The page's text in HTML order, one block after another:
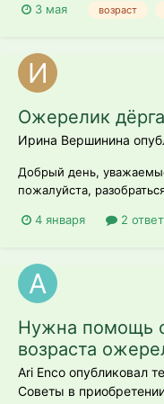
3 мая возраст
Ожерелик
Ирина Вершинина
Добрый день,
пожалуйста,
он, когда в спокойном
спокойном состоянии и
4 января 2
Нужна помощь
возраста
Ari Enco опубликовал
Советы в